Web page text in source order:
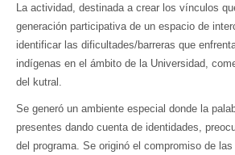
La actividad, destinada a crear los vínculos
generación participativa de un espacio de
identificar las dificultades/barreras que
indígenas en el ámbito de la Universidad,
del kutral.
Se generó un ambiente especial donde la
presentes dando cuenta de identidades,
del programa. Se originó el compromiso de